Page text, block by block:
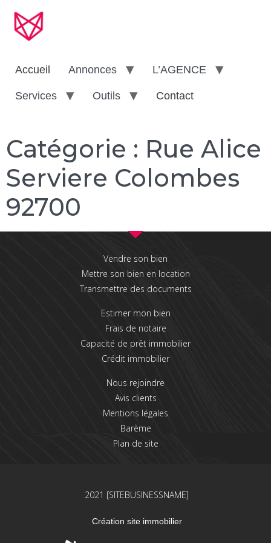
Accueil Annonces L’AGENCE
Services Outils Contact
Catégorie : Rue Alice
Serviere Colombes
92700
Vendre son bien
Mettre son bien en location
Transmettre des documents
Estimer mon bien
Frais de notaire
Capacité de prêt immobilier
Crédit immobilier
Nous rejoindre
Avis clients
Mentions légales
Barème
Plan de site
2021 [SITEBUSINESSNAME]
Création site immobilier